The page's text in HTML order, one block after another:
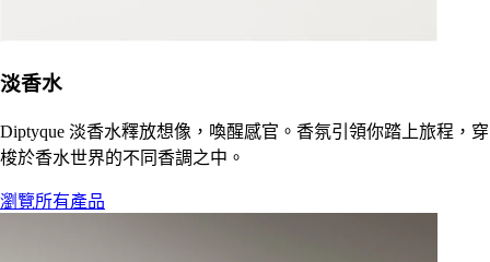
淡香水
Diptyque 淡香水釋放想像，喚醒感官。香氛引領你踏上旅程，穿
梭於香水世界的不同香調之中。
瀏覽所有產品